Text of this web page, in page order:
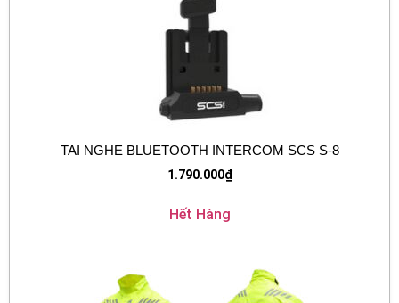
TAI NGHE BLUETOOTH INTERCOM SCS S-8
1.790.000₫
Hết Hàng